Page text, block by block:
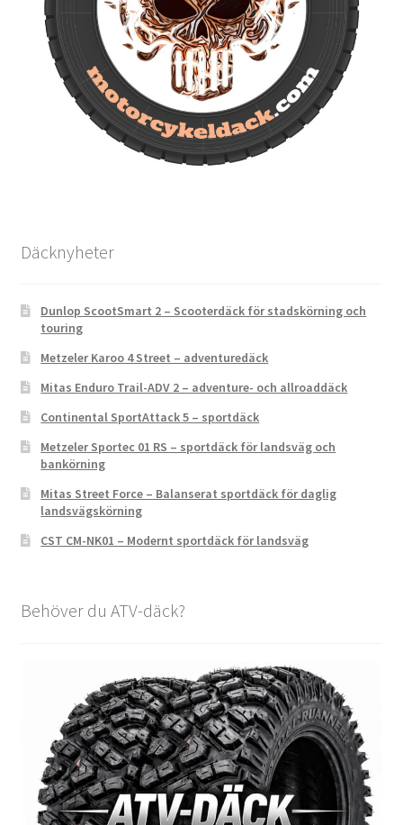
Däcknyheter
Dunlop ScootSmart 2 – Scooterdäck för stadskörning och
touring
Metzeler Karoo 4 Street – adventuredäck
Mitas Enduro Trail-ADV 2 – adventure- och allroaddäck
Continental SportAttack 5 – sportdäck
Metzeler Sportec 01 RS – sportdäck för landsväg och
bankörning
Mitas Street Force – Balanserat sportdäck för daglig
landsvägskörning
CST CM-NK01 – Modernt sportdäck för landsväg
Behöver du ATV-däck?